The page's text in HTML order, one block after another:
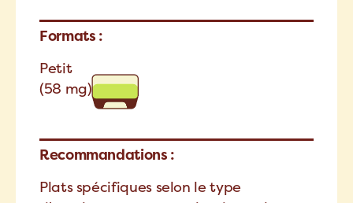
Formats :
Petit
(58 mg)
Recommandations :
Plats spécifiques selon le type